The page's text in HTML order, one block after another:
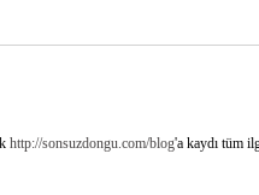
http://sonsuzdongu.com/blog'a kaydı tüm